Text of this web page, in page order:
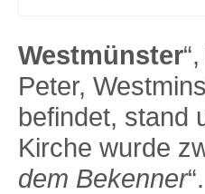
Westmünster
Peter,
befindet, stand
Kirche wurde
dem Bekenner“.